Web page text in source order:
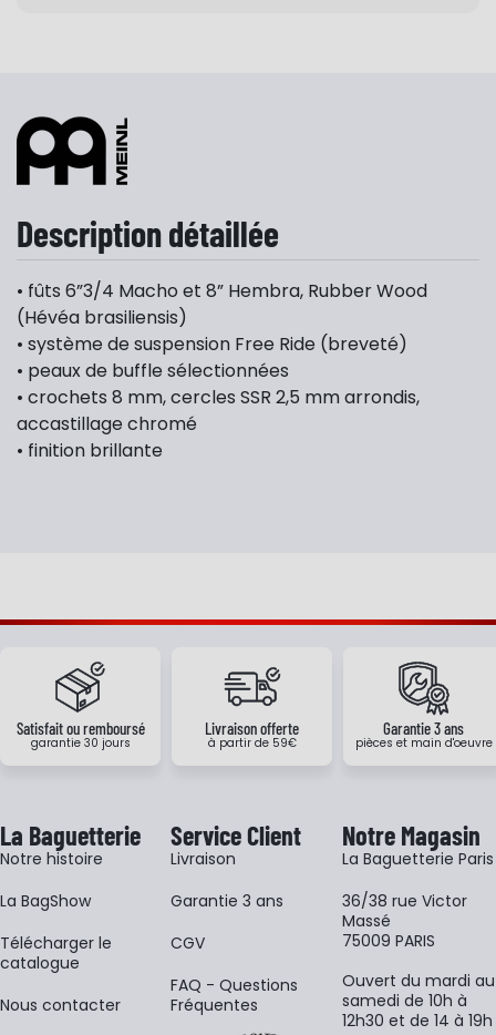
Description détaillée
• fûts 6”3/4 Macho et 8” Hembra, Rubber Wood
(Hévéa brasiliensis)
• système de suspension Free Ride (breveté)
• peaux de buffle sélectionnées
• crochets 8 mm, cercles SSR 2,5 mm arrondis,
accastillage chromé
• finition brillante
Satisfait ou remboursé
garantie 30 jours
Livraison offerte
à partir de 59€
Garantie 3 ans
pièces et main d'oeuvre
La Baguetterie
Notre histoire
La BagShow
​Télécharger le
catalogue
Nous contacter
Service Client
Livraison
Garantie 3 ans
CGV
FAQ - Questions
Fréquentes
Notre Magasin
La Baguetterie Paris
36/38 rue Victor
Massé
75009 PARIS
Ouvert du mardi au
samedi de 10h à
12h30 et de 14 à 19h